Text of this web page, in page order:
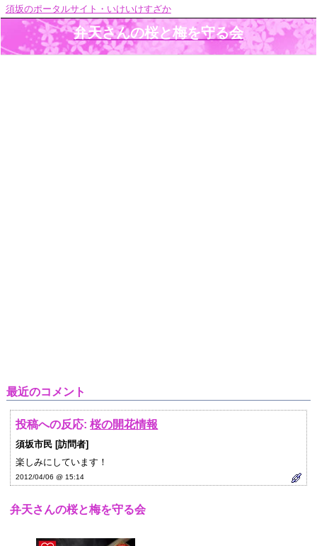
須坂のポータルサイト・いけいけすざか
弁天さんの桜と梅を守る会
最近のコメント
投稿への反応:桜の開花情報
須坂市民 [訪問者]
楽しみにしています！
2012/04/06 @ 15:14
弁天さんの桜と梅を守る会